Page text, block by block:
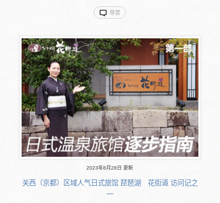
导赏
2023年8月28日 更新
关西（京都）区域人气日式旅馆 琵琶湖 花街道 访问记之
一